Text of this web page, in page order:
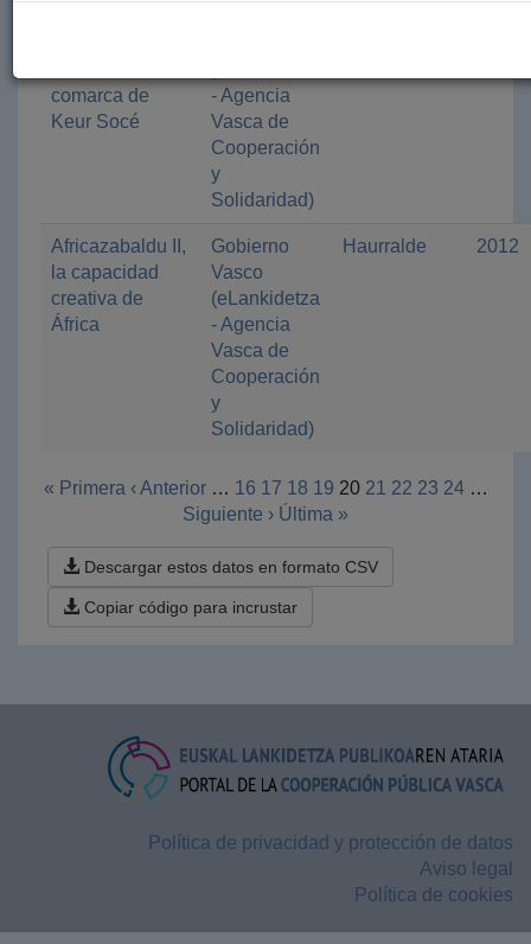
comarca de
Keur Socé
- Agencia
Vasca de
Cooperación
y
Solidaridad)
Africazabaldu II,
la capacidad
creativa de
África
Gobierno
Vasco
(eLankidetza
- Agencia
Vasca de
Cooperación
y
Solidaridad)
Haurralde 2012
« Primera ‹ Anterior … 16 17 18 19 20 21 22 23 24 …
Siguiente › Última »
Descargar estos datos en formato CSV
Copiar código para incrustar
Política de privacidad y protección de datos
Aviso legal
Política de cookies